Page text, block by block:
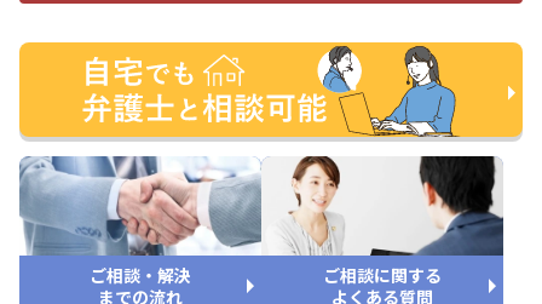
ご相談・解決
までの流れ
ご相談に関する
よくある質問